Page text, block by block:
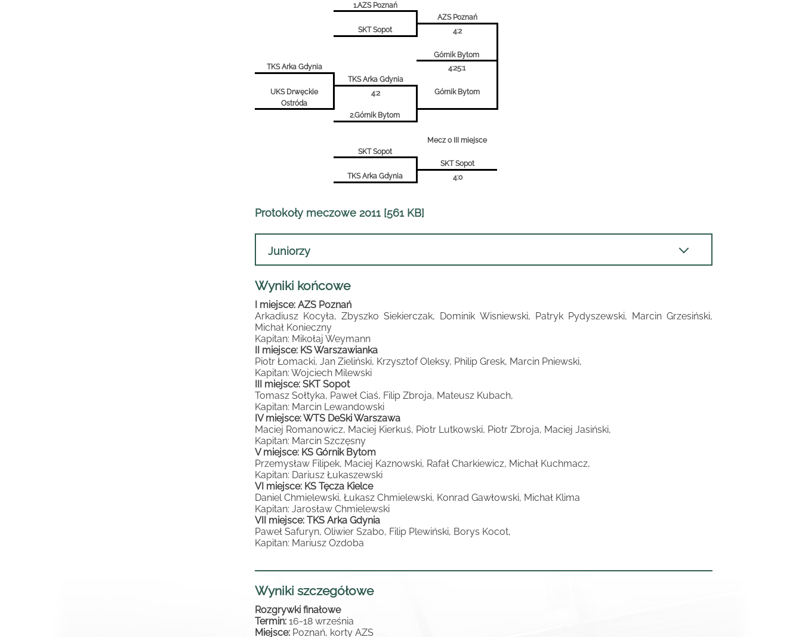
1.AZS Poznań
AZS Poznań
SKT Sopot
4:2
Górnik Bytom
TKS Arka Gdynia
4:25:1
TKS Arka Gdynia
UKS Drwęckie
Ostróda
4:2 Górnik Bytom
2.Górnik Bytom
Mecz o III miejsce
SKT Sopot
SKT Sopot
TKS Arka Gdynia
4:0
Protokoły meczowe 2011 [561 KB]
Juniorzy
Wyniki końcowe
I miejsce: AZS Poznań
Arkadiusz Kocyła, Zbyszko Siekierczak, Dominik Wisniewski, Patryk Pydyszewski, Marcin Grzesiński,
Michał Konieczny
Kapitan: Mikołaj Weymann
II miejsce: KS Warszawianka
Piotr Łomacki, Jan Zieliński, Krzysztof Oleksy, Philip Gresk, Marcin Pniewski,
Kapitan: Wojciech Milewski
III miejsce: SKT Sopot
Tomasz Sołtyka, Paweł Ciaś, Filip Zbroja, Mateusz Kubach,
Kapitan: Marcin Lewandowski
IV miejsce: WTS DeSki Warszawa
Maciej Romanowicz, Maciej Kierkuś, Piotr Lutkowski, Piotr Zbroja, Maciej Jasiński,
Kapitan: Marcin Szczęsny
V miejsce: KS Górnik Bytom
Przemysław Filipek, Maciej Kaznowski, Rafał Charkiewicz, Michał Kuchmacz,
Kapitan: Dariusz Łukaszewski
VI miejsce: KS Tęcza Kielce
Daniel Chmielewski, Łukasz Chmielewski, Konrad Gawłowski, Michał Klima
Kapitan: Jarosław Chmielewski
VII miejsce: TKS Arka Gdynia
Paweł Safuryn, Oliwier Szabo, Filip Plewiński, Borys Kocot,
Kapitan: Mariusz Ozdoba
Wyniki szczegółowe
Rozgrywki finałowe
Termin: 16-18 września
Miejsce: Poznań, korty AZS